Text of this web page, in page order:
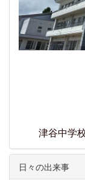
津谷中学
日々の出来事